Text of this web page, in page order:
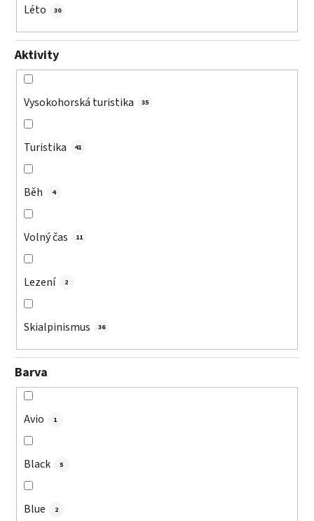
Léto 30
Aktivity
Vysokohorská turistika 35
Turistika 41
Běh 4
Volný čas 11
Lezení 2
Skialpinismus 36
Barva
Avio 1
Black 5
Blue 2